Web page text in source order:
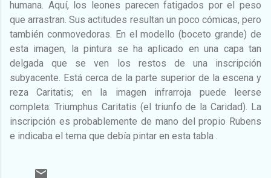
humana. Aquí, los leones parecen fatigados por el peso
que arrastran. Sus actitudes resultan un poco cómicas, pero
también conmovedoras. En el modello (boceto grande) de
esta imagen, la pintura se ha aplicado en una capa tan
delgada que se ven los restos de una inscripción
subyacente. Está cerca de la parte superior de la escena y
reza Caritatis; en la imagen infrarroja puede leerse
completa: Triumphus Caritatis (el triunfo de la Caridad). La
inscripción es probablemente de mano del propio Rubens
e indicaba el tema que debía pintar en esta tabla .